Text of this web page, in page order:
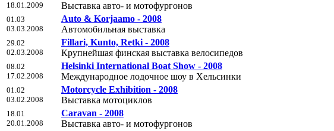
18.01.2009
Выставка авто- и мотофургонов
01.03
03.03.2008
Auto & Korjaamo - 2008
Автомобильная выставка
29.02
02.03.2008
Fillari, Kunto, Retki - 2008
Крупнейшая финская выставка велосипедов
08.02
17.02.2008
Helsinki International Boat Show - 2008
Международное лодочное шоу в Хельсинки
01.02
03.02.2008
Motorcycle Exhibition - 2008
Выставка мотоциклов
18.01
20.01.2008
Caravan - 2008
Выставка авто- и мотофургонов